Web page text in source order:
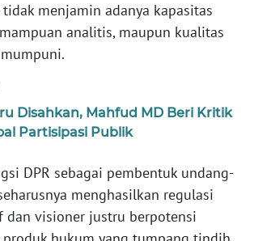
menjamin adanya kapasitas
analitis, maupun kualitas
Disahkan, Mahfud MD Beri Kritik
Partisipasi Publik
DPR sebagai pembentuk undang-
menghasilkan regulasi
dan visioner justru berpotensi